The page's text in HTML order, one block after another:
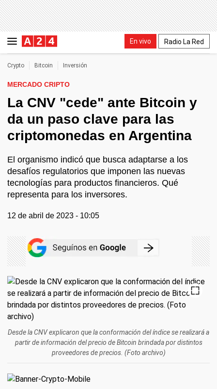
En vivo Radio La Red
Crypto Bitcoin Inversión
MERCADO CRIPTO
La CNV "cede" ante Bitcoin y
da un paso clave para las
criptomonedas en Argentina
El organismo indicó que busca adaptarse a los
desafíos regulatorios que imponen las nuevas
tecnologías para productos financieros. Qué
representa para los inversores.
12 de abril de 2023 - 10:05
Desde la CNV explicaron que la conformación del índice se realizará a
partir de información del precio de Bitcoin brindada por distintos
proveedores de precios. (Foto archivo)